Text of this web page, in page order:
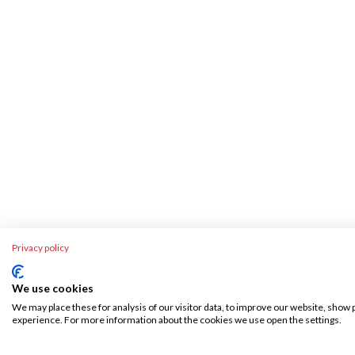
Privacy policy
We use cookies
We may place these for analysis of our visitor data, to improve our website,
experience. For more information about the cookies we use open the settings.